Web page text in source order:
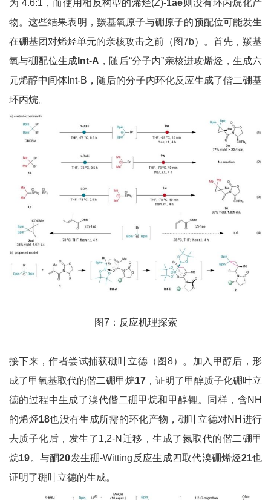
为 4.6:1，而使用相反构型的烯烃(Z)-1ae则没有环丙烷化产
物。这些结果表明，羰基氧原子与硼原子的预配位可能发生
在硼基团对烯烃单元的亲核攻击之前（图7b）。首先，羰基
氧与硼配位生成 Int-A ，随后“分子内”亲核进攻烯烃，生成六
元烯醇中间体Int-B，随后的分子内环化反应生成了偕二硼基
环丙烷。
图7：反应机理探索
接下来，作者尝试捕获硼叶立德（图8）。加入甲醇后，形
成了甲氧基取代的偕二硼甲烷17 ，证明了甲醇质子化硼叶立
德的过程中生成了溴代偕二硼甲烷和甲醇锂。同样，含NH
的烯烃18也没有生成所需的环化产物，硼叶立德对NH进行
去质子化后，发生了1,2-N迁移，生成了氮取代的偕二硼甲
烷19。与酮20发生硼-Witting反应生成四取代溴硼烯烃21也
证明了硼叶立德的生成。